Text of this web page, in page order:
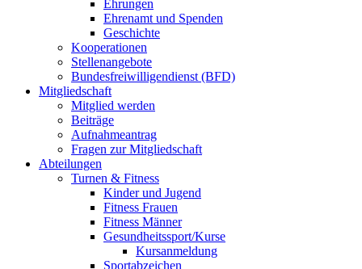
Ehrungen
Ehrenamt und Spenden
Geschichte
Kooperationen
Stellenangebote
Bundesfreiwilligendienst (BFD)
Mitgliedschaft
Mitglied werden
Beiträge
Aufnahmeantrag
Fragen zur Mitgliedschaft
Abteilungen
Turnen & Fitness
Kinder und Jugend
Fitness Frauen
Fitness Männer
Gesundheitssport/Kurse
Kursanmeldung
Sportabzeichen